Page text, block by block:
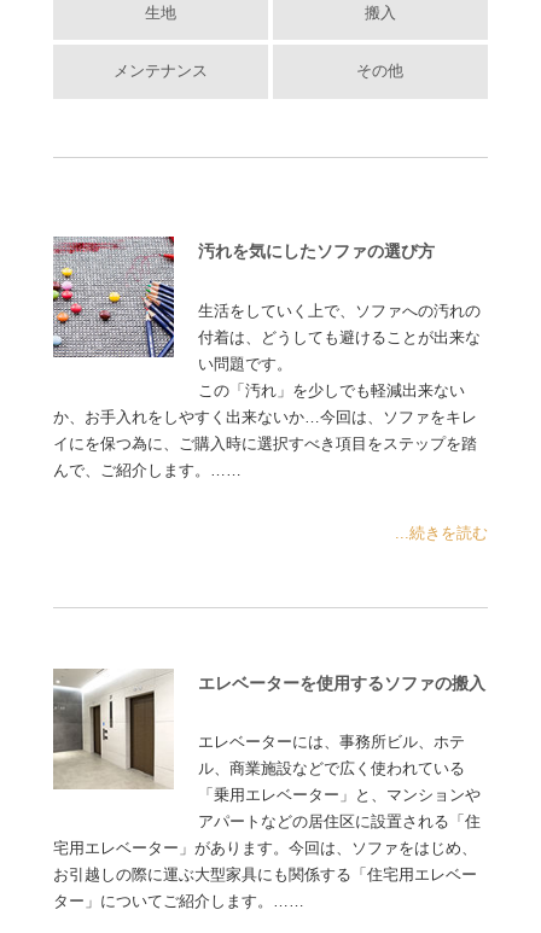
生地 搬入
メンテナンス その他
汚れを気にしたソファの選び方
生活をしていく上で、ソファへの汚れの
付着は、どうしても避けることが出来な
い問題です。
この「汚れ」を少しでも軽減出来ない
か、お手入れをしやすく出来ないか…今回は、ソファをキレ
イにを保つ為に、ご購入時に選択すべき項目をステップを踏
んで、ご紹介します。……
...続きを読む
エレベーターを使用するソファの搬入
エレベーターには、事務所ビル、ホテ
ル、商業施設などで広く使われている
「乗用エレベーター」と、マンションや
アパートなどの居住区に設置される「住
宅用エレベーター」があります。今回は、ソファをはじめ、
お引越しの際に運ぶ大型家具にも関係する「住宅用エレベー
ター」についてご紹介します。……